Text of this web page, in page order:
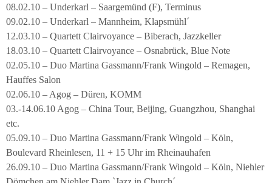
08.02.10 – Underkarl – Saargemünd (F), Terminus
09.02.10 – Underkarl – Mannheim, Klapsmühl´
12.03.10 – Quartett Clairvoyance – Biberach, Jazzkeller
18.03.10 – Quartett Clairvoyance – Osnabrück, Blue Note
02.05.10 – Duo Martina Gassmann/Frank Wingold – Remagen,
Hauffes Salon
02.06.10 – Agog – Düren, KOMM
03.-14.06.10 Agog – China Tour, Beijing, Guangzhou, Shanghai
etc.
05.09.10 – Duo Martina Gassmann/Frank Wingold – Köln,
Boulevard Rheinlesen, 11 + 15 Uhr im Rheinauhafen
26.09.10 – Duo Martina Gassmann/Frank Wingold – Köln, Niehler